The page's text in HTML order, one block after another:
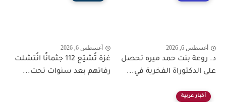
أغسطس 6, 2026
د. روعة بنت حمد ميره تحصل
على الدكتوراة الفخرية في...
أغسطس 6, 2026
غزة تُشيّع 112 جثمانًا انُتشلت
رفاتهم بعد سنوات تحت...
أخبار عربية